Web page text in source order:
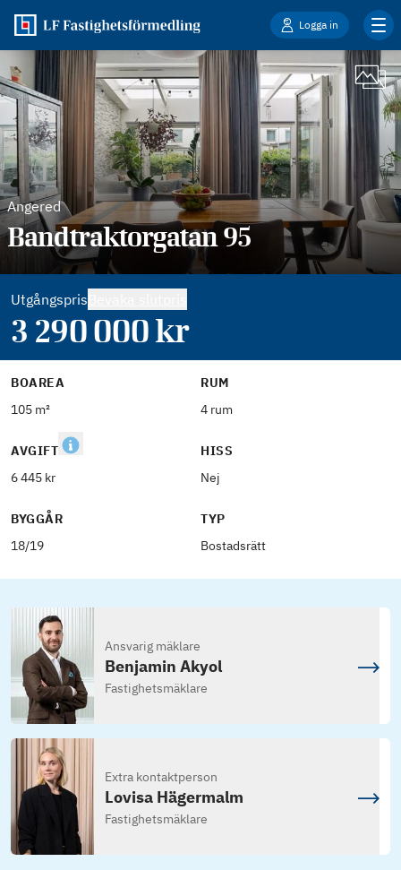
Logga in
Angered
Bandtraktorgatan 95
Utgångspris
3 290 000kr
BOAREA
105 m²
RUM
4 rum
AVGIFT
6 445 kr
HISS
Nej
BYGGÅR
18/19
TYP
Bostadsrätt
Ansvarig mäklare
Benjamin Akyol
Fastighetsmäklare
Extra kontaktperson
Lovisa Hägermalm
Fastighetsmäklare